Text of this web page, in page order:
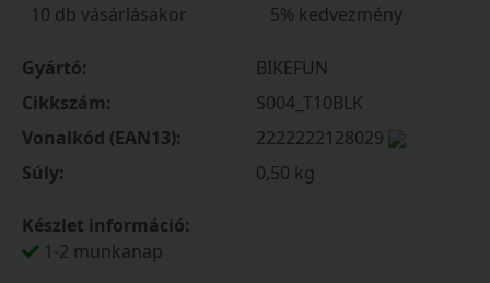
10 db vásárlásakor
5% kedvezmény
Gyártó:
BIKEFUN
Cikkszám:
S004_T10BLK
Vonalkód (EAN13):
2222222128029
Súly:
0,50 kg
Készlet információ:
1-2 munkanap